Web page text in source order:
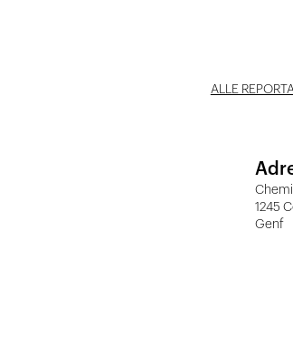
ALLE
1245
Genf